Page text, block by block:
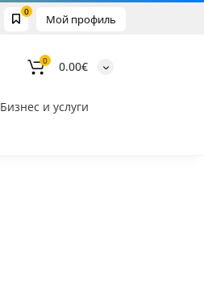
Мой профиль
0
0 0.00€
Бизнес и услуги